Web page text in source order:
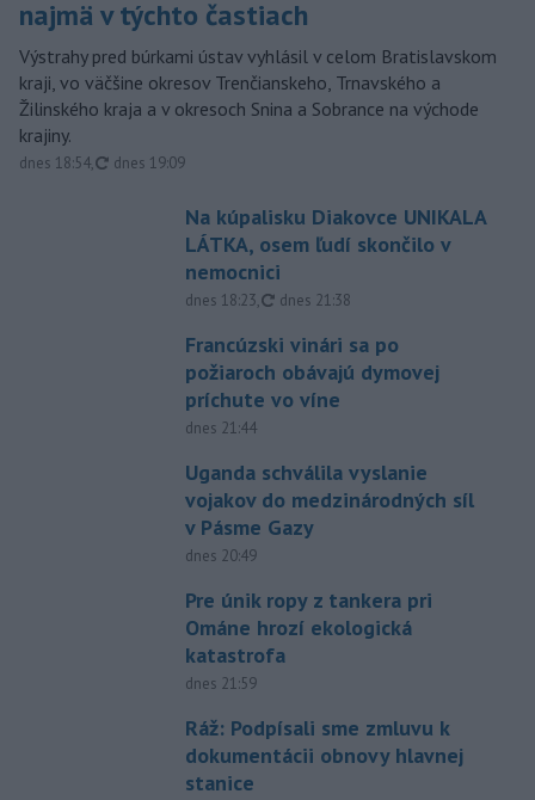
najmä v týchto častiach
Výstrahy pred búrkami ústav vyhlásil v celom Bratislavskom
kraji, vo väčšine okresov Trenčianskeho, Trnavského a
Žilinského kraja a v okresoch Snina a Sobrance na východe
krajiny.
dnes 18:54, aktualizované
dnes 19:09
Na kúpalisku Diakovce UNIKALA
LÁTKA, osem ľudí skončilo v
nemocnici
dnes 18:23, aktualizované
dnes 21:38
Francúzski vinári sa po
požiaroch obávajú dymovej
príchute vo víne
dnes 21:44
Uganda schválila vyslanie
vojakov do medzinárodných síl
v Pásme Gazy
dnes 20:49
Pre únik ropy z tankera pri
Ománe hrozí ekologická
katastrofa
dnes 21:59
Ráž: Podpísali sme zmluvu k
dokumentácii obnovy hlavnej
stanice